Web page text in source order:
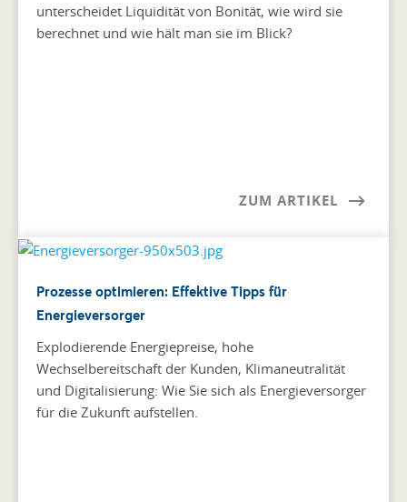
unterscheidet Liquidität von Bonität, wie wird sie
berechnet und wie hält man sie im Blick?
ZUM ARTIKEL
Prozesse optimieren: Effektive Tipps für
Energieversorger
Explodierende Energiepreise, hohe
Wechselbereitschaft der Kunden, Klimaneutralität
und Digitalisierung: Wie Sie sich als Energieversorger
für die Zukunft aufstellen.